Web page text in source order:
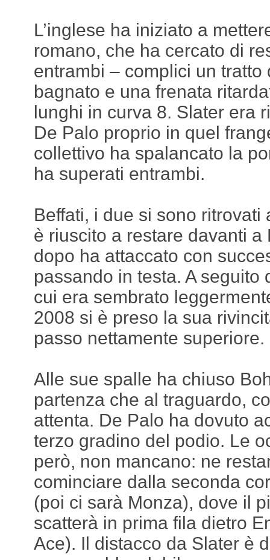
L’inglese ha iniziato a
romano, che ha cercato di
entrambi – complici un tratto
bagnato e una frenata
lunghi in curva 8. Slater era
De Palo proprio in quel
collettivo ha spalancato la
ha superati entrambi.
Beffati, i due si sono ritrovati
è riuscito a restare davanti a
dopo ha attaccato con
passando in testa. A seguito
cui era sembrato
2008 si è preso la sua
passo nettamente superiore.
Alle sue spalle ha chiuso
partenza che al traguardo,
attenta. De Palo ha dovuto
terzo gradino del podio. Le
però, non mancano: ne
cominciare dalla seconda
(poi ci sarà Monza), dove il
scatterà in prima fila dietro
Ace). Il distacco da Slater è